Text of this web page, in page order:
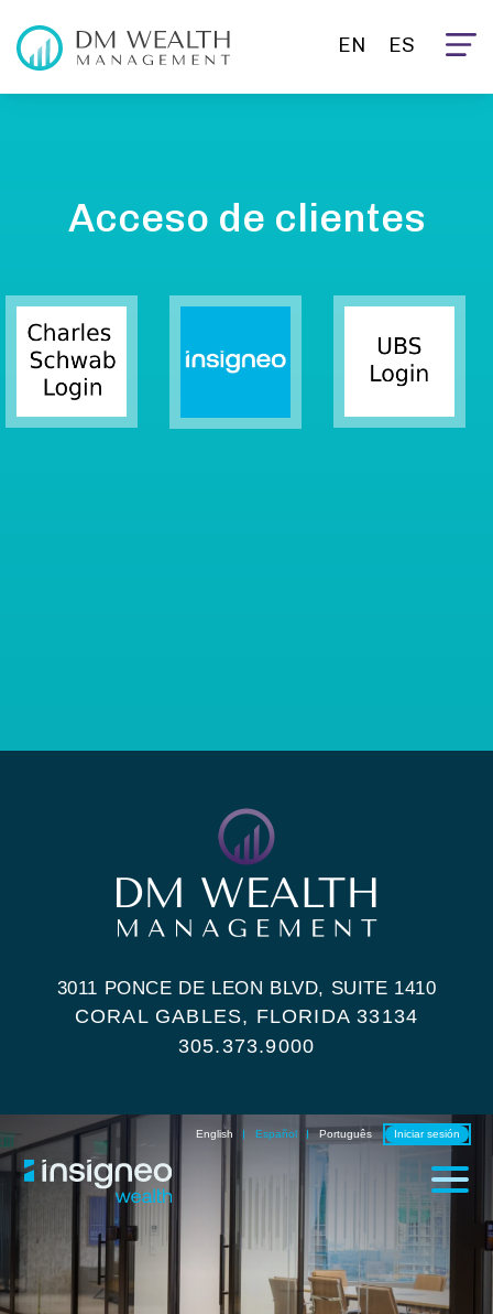
EN ES
Acceso de clientes
3011 PONCE DE LEON BLVD, SUITE 1410
CORAL GABLES, FLORIDA 33134
305.373.9000